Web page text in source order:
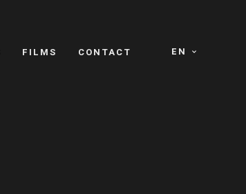
EN
FILMS CONTACT